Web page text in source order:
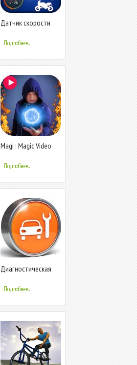
Датчик скорости
полицейский радар
Подробнее...
Magi : Magic Video
Подробнее...
Диагностическая
онлайн, КБМ
Подробнее...